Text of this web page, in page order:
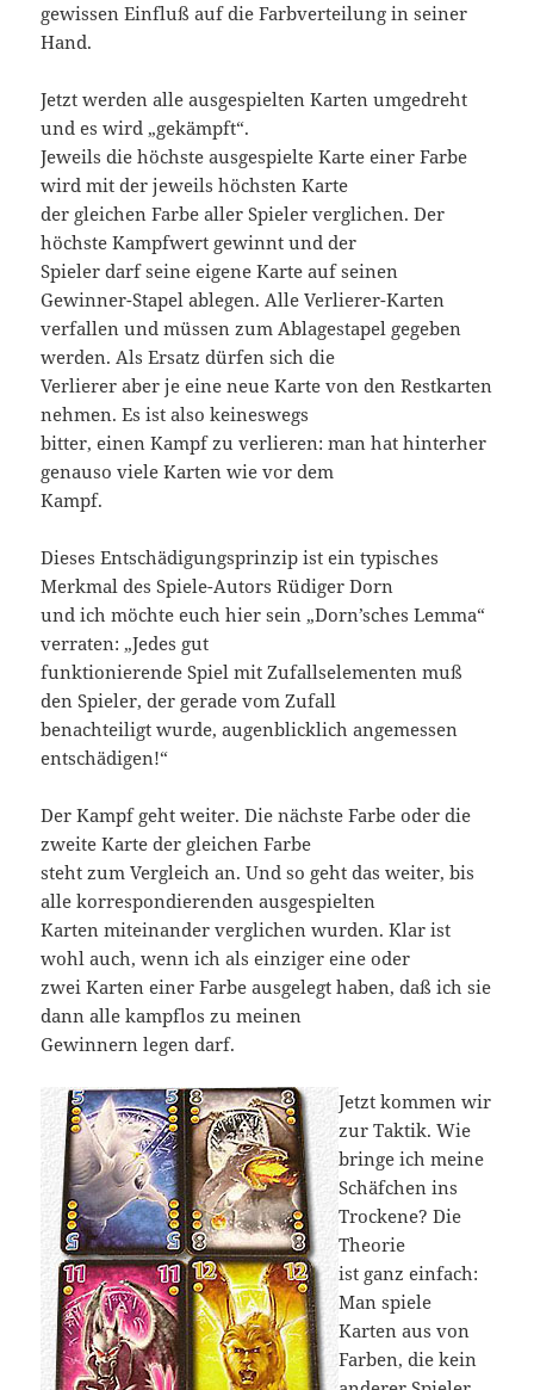
gewissen Einfluß auf die Farbverteilung in seiner
Hand.
Jetzt werden alle ausgespielten Karten umgedreht
und es wird „gekämpft“.
Jeweils die höchste ausgespielte Karte einer Farbe
wird mit der jeweils höchsten Karte
der gleichen Farbe aller Spieler verglichen. Der
höchste Kampfwert gewinnt und der
Spieler darf seine eigene Karte auf seinen
Gewinner-Stapel ablegen. Alle Verlierer-Karten
verfallen und müssen zum Ablagestapel gegeben
werden. Als Ersatz dürfen sich die
Verlierer aber je eine neue Karte von den Restkarten
nehmen. Es ist also keineswegs
bitter, einen Kampf zu verlieren: man hat hinterher
genauso viele Karten wie vor dem
Kampf.
Dieses Entschädigungsprinzip ist ein typisches
Merkmal des Spiele-Autors Rüdiger Dorn
und ich möchte euch hier sein „Dorn’sches Lemma“
verraten: „Jedes gut
funktionierende Spiel mit Zufallselementen muß
den Spieler, der gerade vom Zufall
benachteiligt wurde, augenblicklich angemessen
entschädigen!“
Der Kampf geht weiter. Die nächste Farbe oder die
zweite Karte der gleichen Farbe
steht zum Vergleich an. Und so geht das weiter, bis
alle korrespondierenden ausgespielten
Karten miteinander verglichen wurden. Klar ist
wohl auch, wenn ich als einziger eine oder
zwei Karten einer Farbe ausgelegt haben, daß ich sie
dann alle kampflos zu meinen
Gewinnern legen darf.
Jetzt kommen wir
zur Taktik. Wie
bringe ich meine
Schäfchen ins
Trockene? Die
Theorie
ist ganz einfach:
Man spiele
Karten aus von
Farben, die kein